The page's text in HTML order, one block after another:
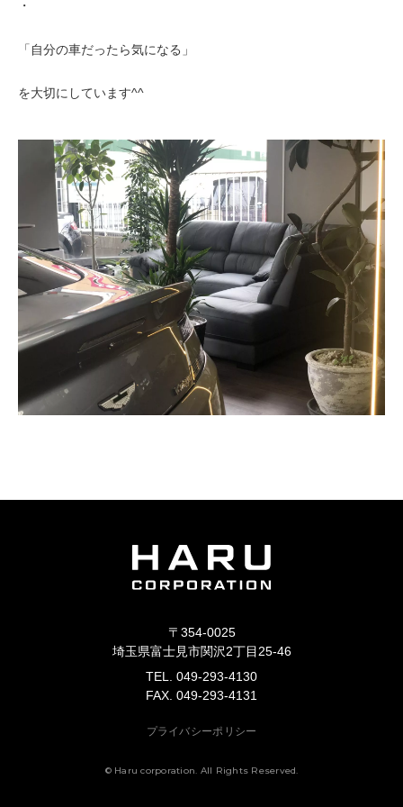
・
「自分の車だったら気になる」
を大切にしています^^
〒354-0025
埼玉県富士見市関沢2丁目25-46
TEL. 049-293-4130
FAX. 049-293-4131
プライバシーポリシー
© Haru corporation. All Rights Reserved.